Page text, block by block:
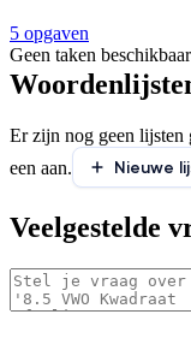
5 opgaven
Geen taken beschikbaar
Er zijn nog geen lijsten
een aan.
Nieuwe
Veelgestelde